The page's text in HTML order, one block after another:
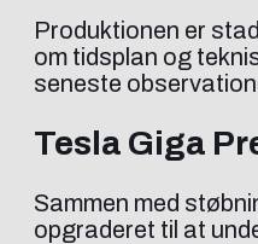
Produktionen er
om tidsplan og
seneste
Tesla Giga
Sammen med
opgraderet til at